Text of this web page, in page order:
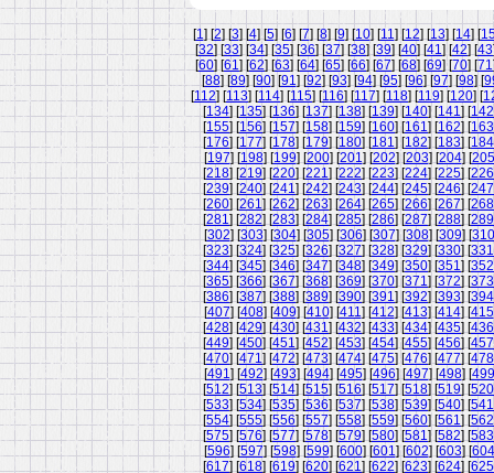
[1] [2] [3] [4] [5] [6] [7] [8] [9] [10] [11] [12] [13] [14] [
[32] [33] [34] [35] [36] [37] [38] [39] [40] [41] [42] [43
[60] [61] [62] [63] [64] [65] [66] [67] [68] [69] [70] [71
[88] [89] [90] [91] [92] [93] [94] [95] [96] [97] [98] [
[112] [113] [114] [115] [116] [117] [118] [119] [120] [
[134] [135] [136] [137] [138] [139] [140] [141] [142
[155] [156] [157] [158] [159] [160] [161] [162] [163
[176] [177] [178] [179] [180] [181] [182] [183] [184
[197] [198] [199] [200] [201] [202] [203] [204] [205
[218] [219] [220] [221] [222] [223] [224] [225] [226
[239] [240] [241] [242] [243] [244] [245] [246] [247
[260] [261] [262] [263] [264] [265] [266] [267] [268
[281] [282] [283] [284] [285] [286] [287] [288] [289
[302] [303] [304] [305] [306] [307] [308] [309] [310
[323] [324] [325] [326] [327] [328] [329] [330] [331
[344] [345] [346] [347] [348] [349] [350] [351] [352
[365] [366] [367] [368] [369] [370] [371] [372] [373
[386] [387] [388] [389] [390] [391] [392] [393] [394
[407] [408] [409] [410] [411] [412] [413] [414] [415
[428] [429] [430] [431] [432] [433] [434] [435] [436
[449] [450] [451] [452] [453] [454] [455] [456] [457
[470] [471] [472] [473] [474] [475] [476] [477] [478
[491] [492] [493] [494] [495] [496] [497] [498] [499
[512] [513] [514] [515] [516] [517] [518] [519] [520
[533] [534] [535] [536] [537] [538] [539] [540] [541
[554] [555] [556] [557] [558] [559] [560] [561] [562
[575] [576] [577] [578] [579] [580] [581] [582] [583
[596] [597] [598] [599] [600] [601] [602] [603] [604
[617] [618] [619] [620] [621] [622] [623] [624] [625